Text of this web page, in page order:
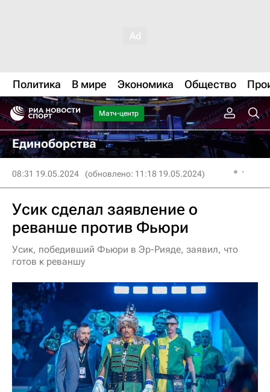
Политика В мире Экономика Общество
Матч-центр
Единоборства
08:31 19.05.2024 (обновлено: 11:18 19.05.2024)
Усик сделал заявление о
реванше против Фьюри
Усик, победивший Фьюри в Эр-Рияде, заявил, что
готов к реваншу